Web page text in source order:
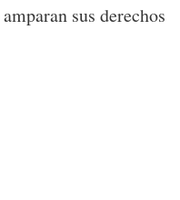
amparan sus derechos